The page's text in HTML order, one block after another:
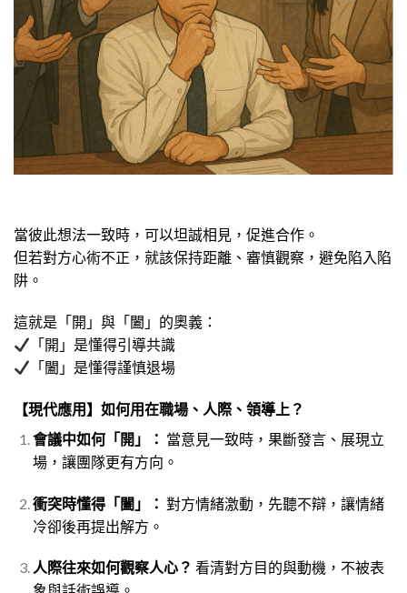
當彼此想法一致時，可以坦誠相見，促進合作。
但若對方心術不正，就該保持距離、審慎觀察，避免陷入陷
阱。
這就是「開」與「闔」的奧義：
「開」是懂得引導共識
「闔」是懂得謹慎退場
【現代應用】如何用在職場、人際、領導上？
會議中如何「開」： 當意見一致時，果斷發言、展現立
場，讓團隊更有方向。
衝突時懂得「闔」： 對方情緒激動，先聽不辯，讓情緒
冷卻後再提出解方。
人際往來如何觀察人心？ 看清對方目的與動機，不被表